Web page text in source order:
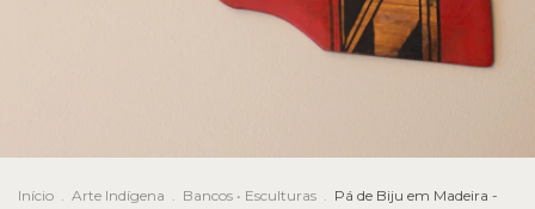
Início . Arte Indígena . Bancos • Esculturas . Pá de Biju em Madeira -